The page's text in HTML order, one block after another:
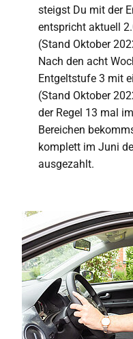
steigst Du mit der
entspricht aktuell
(Stand Oktober
Nach den acht
Entgeltstufe 3 mit
(Stand Oktober
der Regel 13 mal
Bereichen
komplett im Juni
ausgezahlt.